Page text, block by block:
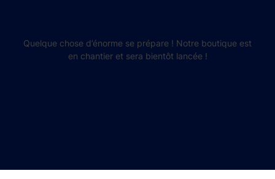
Quelque chose d’énorme se prépare ! Notre boutique est
en chantier et sera bientôt lancée !